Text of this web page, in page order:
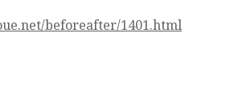
beforeafter/1401.html